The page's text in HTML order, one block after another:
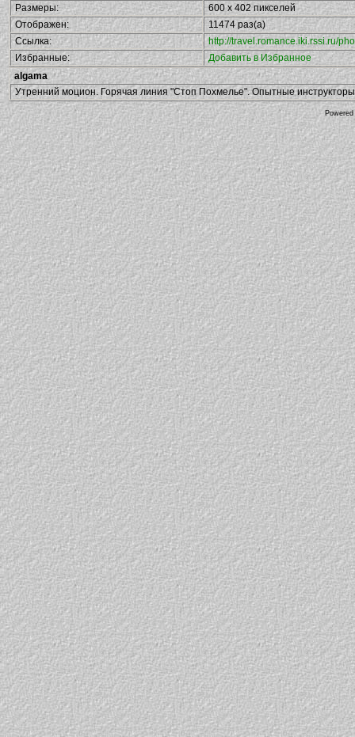
Размеры:
600 x 402 пикселей
Отображен:
11474 раз(а)
Ссылка:
http://travel.romance.iki.rssi.ru/
Избранные:
Добавить в Избранное
algama
Утренний моцион. Горячая линия "Стоп Похмелье". Опытные инструкторы